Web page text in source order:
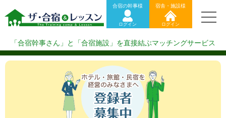
合宿の幹事様
ログイン
宿舎・施設様
ログイン
ログイン(合宿幹事様)
ログイン(宿舎・施設様)
合宿施設をお探しの方（新規登録）
合宿施設を掲載したい方（掲載希望）
ザ・合宿&レッスンのご利用方法
「合宿幹事さん」と「合宿施設」を直接結ぶマッチングサービス